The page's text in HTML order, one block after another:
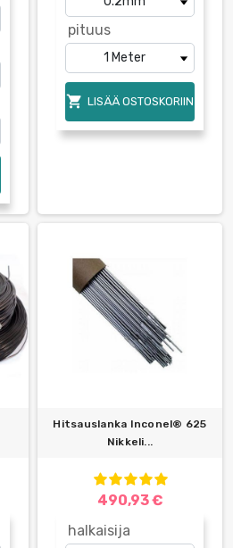
pituus
 LISÄÄ OSTOSKORIIN
Hitsauslanka Inconel® 625
Nikkeli...
490,93 €
halkaisija